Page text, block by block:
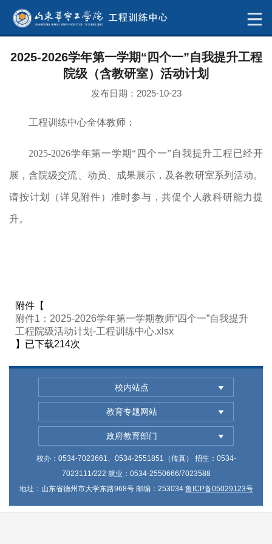
2025-2026学年第一学期“四个一”自我提升工程
院级（含教研室）活动计划
发布日期：2025-10-23
工程训练中心全体教师：
2025-2026学年第一学期“四个一”自我提升工程已经开
展，含院级交流、动员、成果展示，及各教研室系列活动。
请按计划（详见附件）准时参与，共促个人教科研能力提
升。
附件【
附件1：2025-2026学年第一学期教师“四个一”自我提升
工程院级活动计划-工程训练中心.xlsx
】已下载214次
校内站点
教育专题网站
政府教育部门
校办：0534-7023661、0534-2551851（传真） 招生：0534-
7023111/222 就业：0534-2550666/7023588
地址：山东省德州市大学东路968号 邮编：253034 鲁ICP备05029123号